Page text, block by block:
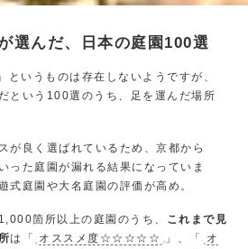
選んだ、日本の庭園100選
いうものは存在しないようですが、
という100選のうち、足を運んだ場所
が良く選ばれているため、京都から
った庭園が漏れる結果になっていま
式庭園や大名庭園の評価が高め。
箇所以上の庭園のうち、 これまで見
は「 オススメ度☆☆☆☆☆ 」、「
オ